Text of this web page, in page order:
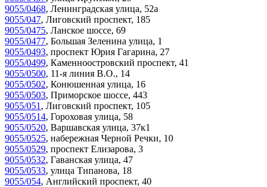
9055/0468, Ленинградская улица, 52а
9055/047, Лиговский проспект, 185
9055/0475, Ланское шоссе, 69
9055/0477, Большая Зеленина улица, 1
9055/0493, проспект Юрия Гагарина, 27
9055/0499, Каменноостровский проспект, 41
9055/0500, 11-я линия В.О., 14
9055/0502, Конюшенная улица, 16
9055/0503, Приморское шоссе, 443
9055/051 , Лиговский проспект, 105
9055/0514, Гороховая улица, 58
9055/0520, Варшавская улица, 37к1
9055/0525, набережная Черной Речки, 10
9055/0529, проспект Елизарова, 3
9055/0532, Гаванская улица, 47
9055/0533, улица Типанова, 18
9055/054, Английский проспект, 40